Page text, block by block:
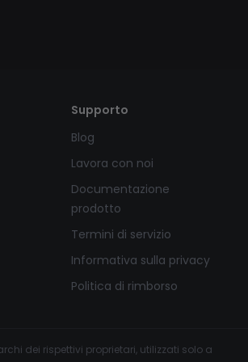
Supporto
Blog
Lavora con noi
Documentazione
prodotto
Termini di servizio
Informativa sulla privacy
Politica di rimborso
dei rispettivi proprietari, utilizzati solo a